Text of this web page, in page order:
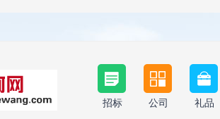
招标 公司 礼品